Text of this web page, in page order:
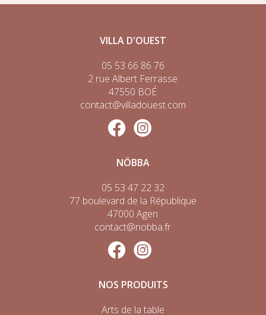
VILLA D'OUEST
05 53 66 86 76
2 rue Albert Ferrasse
47550 BOÉ
contact@villadouest.com
NÖBBA
05 53 47 22 32
77 boulevard de la République
47000 Agen
contact@nobba.fr
NOS PRODUITS
Arts de la table